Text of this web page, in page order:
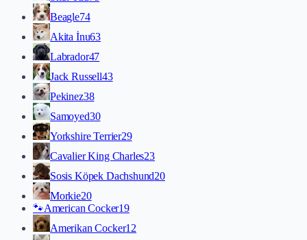
Beagle74
Akita İnu63
Labrador47
Jack Russell43
Pekinez38
Samoyed30
Yorkshire Terrier29
Cavalier King Charles23
Sosis Köpek Dachshund20
Morkie20
🐾American Cocker19
Amerikan Cocker12